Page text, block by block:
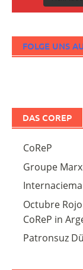
FOLGE UNS
DAS COREP
CoReP
Groupe
Octubre
CoReP in
Patronsuz